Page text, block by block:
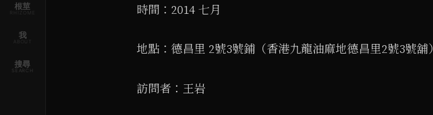
根莖
RHIZOME
我
ABOUT
搜尋
SEARCH
時間：2014 七月
地點：德昌里 2號3號鋪（香港九龍油麻地德昌里2號3號舖）
訪問者：王岩